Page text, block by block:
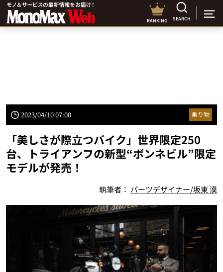
RANKING SEARCH
2023/04/10 07:00 乗り物
「美しさが際立つバイク」世界限定250
台、トライアンフの新型“ボンネビル”限定
モデルが発売！
執筆者： パーツデザイナー/坂東 漠